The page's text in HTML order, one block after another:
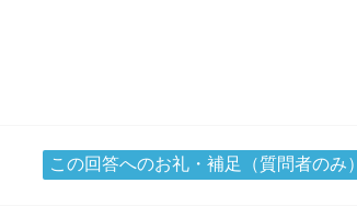
この回答へのお礼・補足（質問者のみ）